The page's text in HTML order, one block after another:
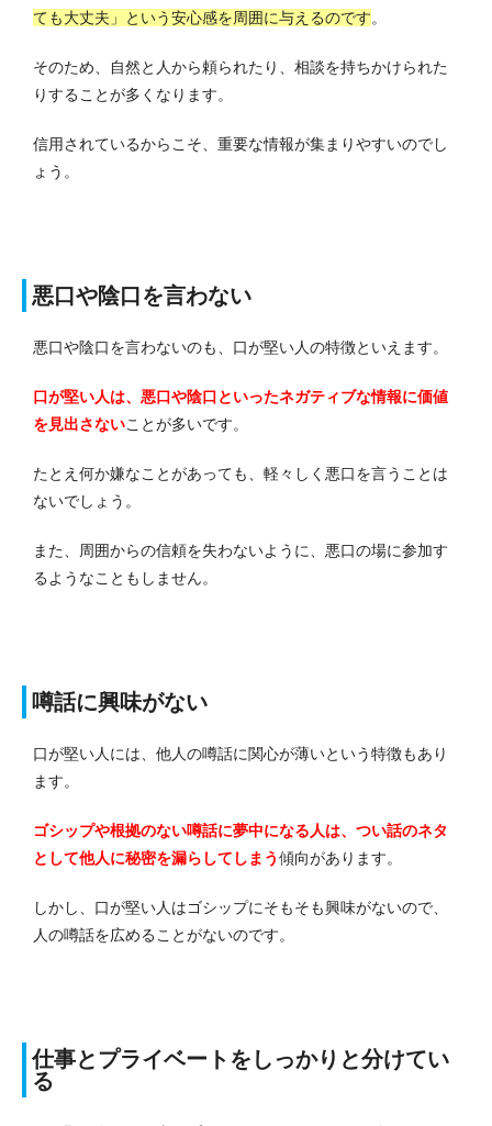
ても大丈夫」という安心感を周囲に与えるのです。
そのため、自然と人から頼られたり、相談を持ちかけられた
りすることが多くなります。
信用されているからこそ、重要な情報が集まりやすいのでし
ょう。
悪口や陰口を言わない
悪口や陰口を言わないのも、口が堅い人の特徴といえます。
口が堅い人は、悪口や陰口といったネガティブな情報に価値
を見出さないことが多いです。
たとえ何か嫌なことがあっても、軽々しく悪口を言うことは
ないでしょう。
また、周囲からの信頼を失わないように、悪口の場に参加す
るようなこともしません。
噂話に興味がない
口が堅い人には、他人の噂話に関心が薄いという特徴もあり
ます。
ゴシップや根拠のない噂話に夢中になる人は、つい話のネタ
として他人に秘密を漏らしてしまう傾向があります。
しかし、口が堅い人はゴシップにそもそも興味がないので、
人の噂話を広めることがないのです。
仕事とプライベートをしっかりと分けてい
る